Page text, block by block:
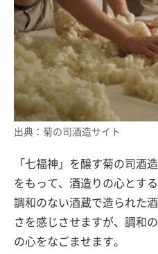
出典：菊の司酒造サイト
「七福神」を醸す菊の司酒
をもって、酒造りの心とする
調和のない酒蔵で造られた
さを感じさせますが、調和
の心をなごませます。